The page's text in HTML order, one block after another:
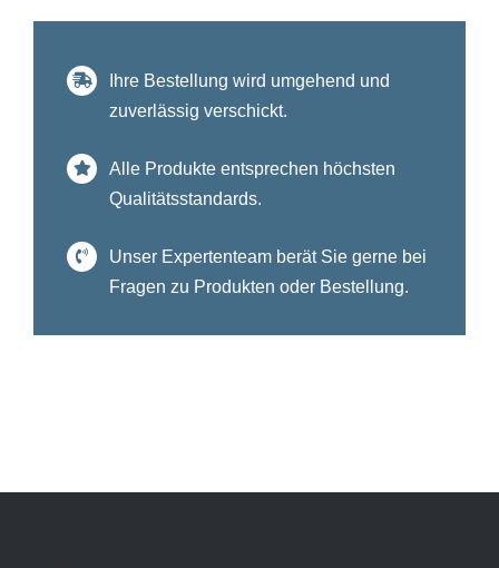
Ihre Bestellung wird umgehend und
zuverlässig verschickt.
Alle Produkte entsprechen höchsten
Qualitätsstandards.
Unser Expertenteam berät Sie gerne bei
Fragen zu Produkten oder Bestellung.